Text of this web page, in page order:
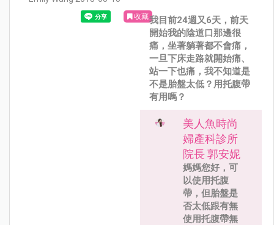
收藏我目前24週又6天，前天
開始我的陰道口那邊很
痛，坐著躺著都不會痛，
一旦下床走路就開始痛、
站一下也痛，我不知道是
不是胎盤太低？用托腹帶
有用嗎？
美人魚時尚
婦產科診所
院長 郭安妮
媽媽您好，可
以使用托腹
帶，但胎盤是
否太低跟有無
使用托腹帶無